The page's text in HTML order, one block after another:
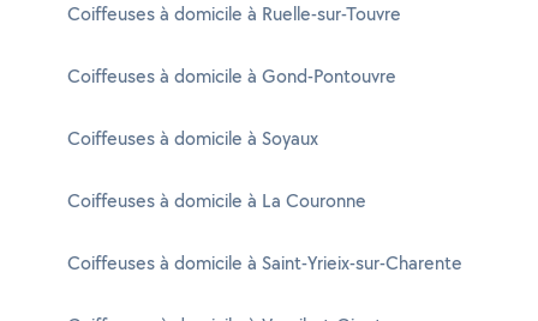
Coiffeuses à domicile à Ruelle-sur-Touvre
Coiffeuses à domicile à Gond-Pontouvre
Coiffeuses à domicile à Soyaux
Coiffeuses à domicile à La Couronne
Coiffeuses à domicile à Saint-Yrieix-sur-Charente